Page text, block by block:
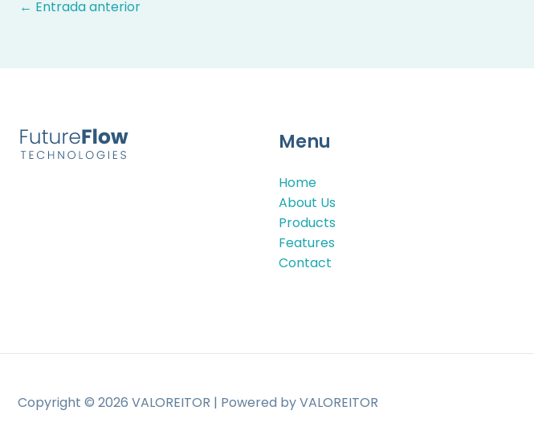
← Entrada anterior
Menu
Home
About Us
Products
Features
Contact
Copyright © 2026 VALOREITOR | Powered by VALOREITOR